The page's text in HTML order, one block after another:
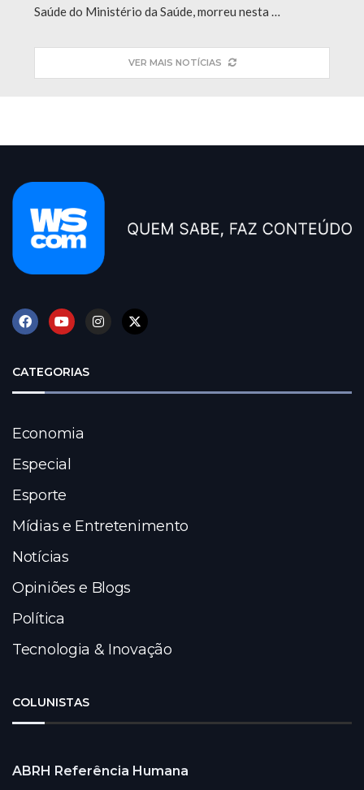
Saúde do Ministério da Saúde, morreu nesta …
VER MAIS NOTÍCIAS
CATEGORIAS
Economia
Especial
Esporte
Mídias e Entretenimento
Notícias
Opiniões e Blogs
Política
Tecnologia & Inovação
COLUNISTAS
ABRH Referência Humana